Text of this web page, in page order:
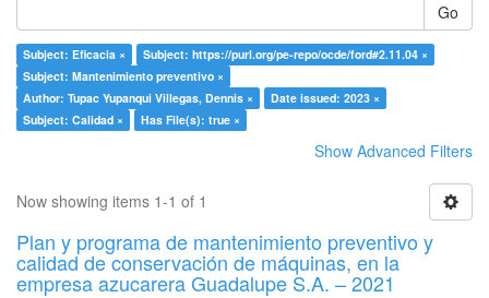
Go
Subject: Eficacia ×
Subject: https://purl.org/pe-repo/ocde/ford#2.11.04 ×
Subject: Mantenimiento preventivo ×
Author: Tupac Yupanqui Villegas, Dennis ×
Date issued: 2023 ×
Subject: Calidad ×
Has File(s): true ×
Show Advanced Filters
Now showing items 1-1 of 1
Plan y programa de mantenimiento preventivo y
calidad de conservación de máquinas, en la
empresa azucarera Guadalupe S.A. – 2021